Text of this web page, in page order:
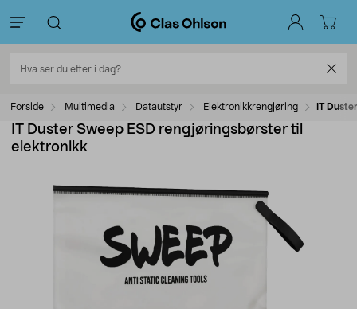
Forside Multimedia Datautstyr Elektronikkrengjøring IT
IT Duster Sweep ESD rengjøringsbørster til
elektronikk